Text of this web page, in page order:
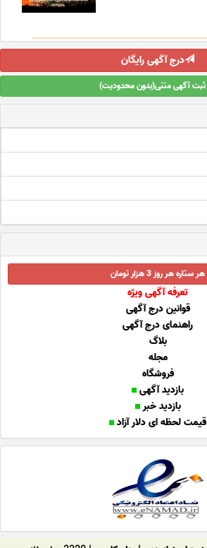
درج آگهی رایگان
ثبت آگهی متنی(بدون محدودیت)
هر ستاره هر روز 3 هزار تومان
تعرفه آگهی ویژه
قوانین درج آگهی
راهنمای درج آگهی
بلاگ
مجله
فروشگاه
بازدید آگهی
بازدید خبر
قیمت لحظه ای دلار آزاد